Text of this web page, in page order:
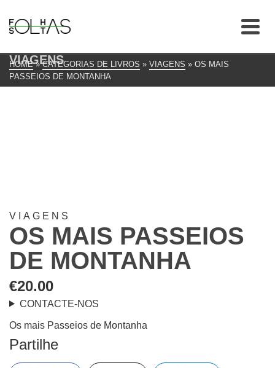
VIAGENS
HOME » CATEGORIAS DE LIVROS » VIAGENS » OS MAIS
PASSEIOS DE MONTANHA
VIAGENS
OS MAIS PASSEIOS
DE MONTANHA
€20.00
CONTACTE-NOS
Os mais Passeios de Montanha
Partilhe